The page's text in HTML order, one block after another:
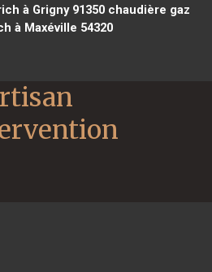
à Grigny 91350chaudière gaz
à Maxéville 54320